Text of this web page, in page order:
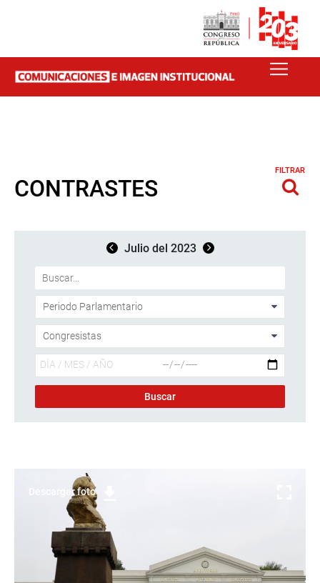
CONTRASTES
FILTRAR
Julio del 2023
Descargar foto